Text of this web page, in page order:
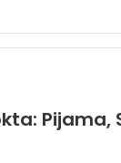
Pijama,